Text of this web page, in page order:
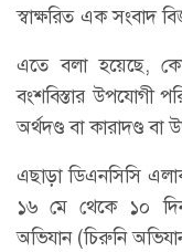
স্বাক্ষরিত এক সংবাদ
এতে বলা হয়েছে,
বংশবিস্তার উপযোগী
অর্থদণ্ড বা কারাদণ্ড
এছাড়া ডিএনসিসি
১৬ মে থেকে ১০
অভিযান (চিরুনি